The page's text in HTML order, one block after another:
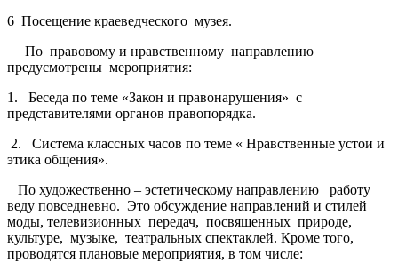
6 Посещение краеведческого музея.
По правовому и нравственному направлению
предусмотрены ме­роприятия:
1. Беседа по теме «Закон и правонарушения» с
представителями органов правопорядка.
2. Система классных часов по теме « Нравственные устои и
этика общения».
По художественно – эстетическому направлению работу
веду повседневно. Это обсуждение направлений и стилей
моды, телевизионных передач, посвященных природе,
культуре, музыке, театральных спектаклей. Кроме того,
проводятся плановые мероприятия, в том числе: